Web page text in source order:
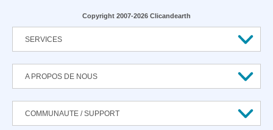
Copyright 2007-2026 Clicandearth
SERVICES
A PROPOS DE NOUS
COMMUNAUTE / SUPPORT